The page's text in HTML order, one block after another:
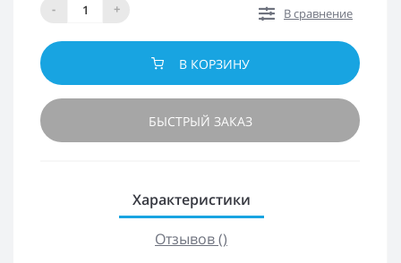
-
+
В сравнение
В КОРЗИНУ
БЫСТРЫЙ ЗАКАЗ
Характеристики
Отзывов ()